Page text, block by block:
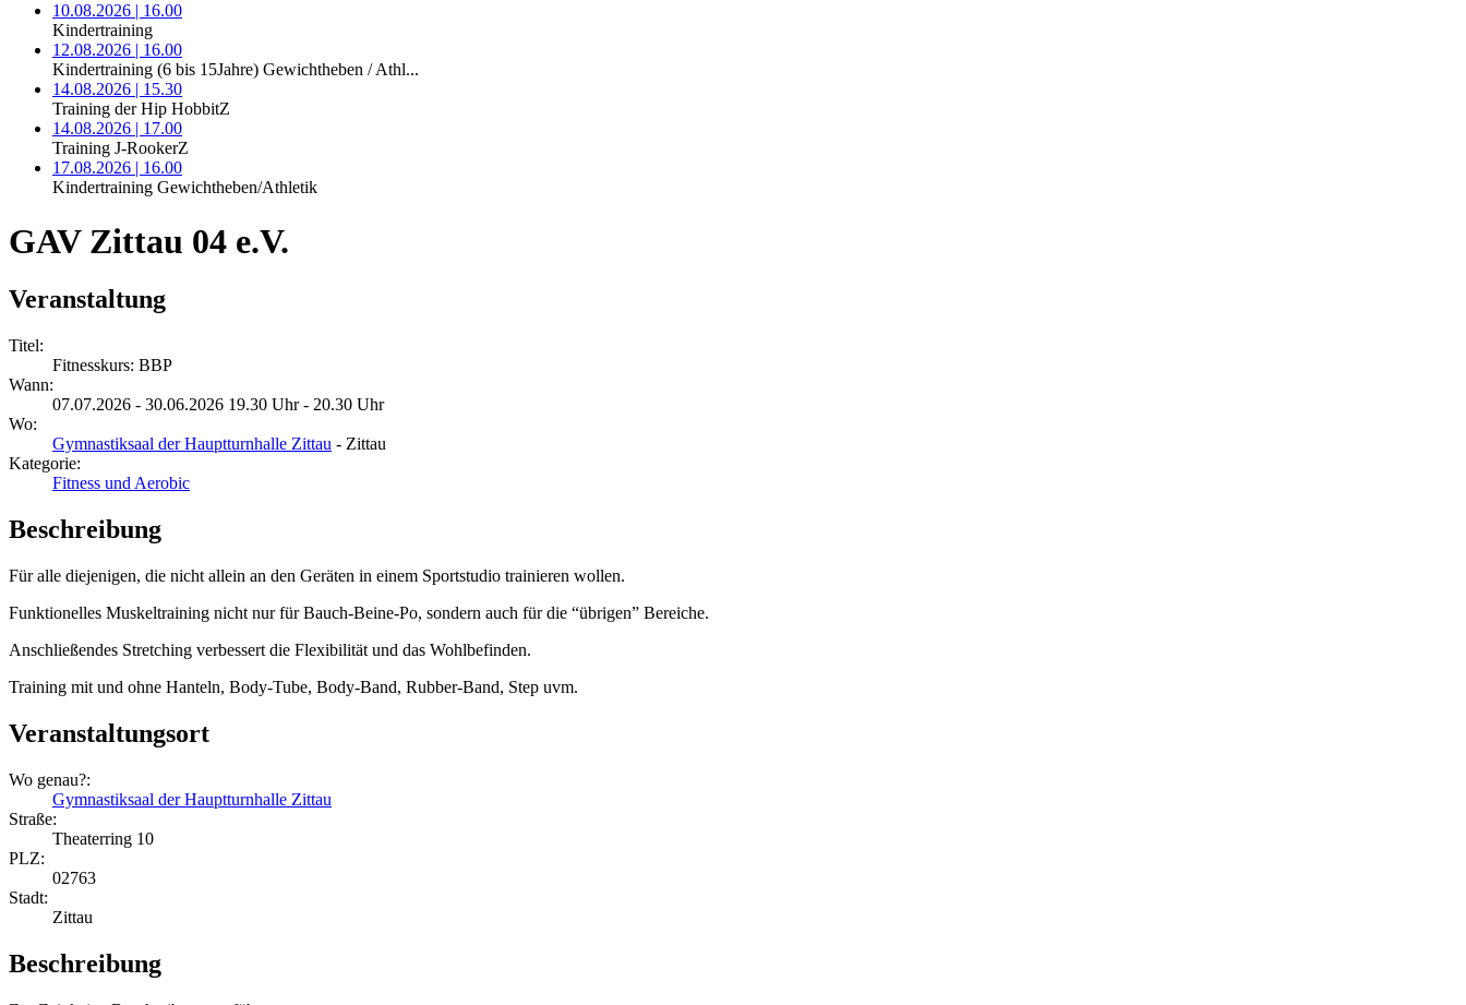
10.08.2026 | 16.00
Kindertraining
12.08.2026 | 16.00
Kindertraining (6 bis 15Jahre) Gewichtheben / Athl...
14.08.2026 | 15.30
Training der Hip HobbitZ
14.08.2026 | 17.00
Training J-RookerZ
17.08.2026 | 16.00
Kindertraining Gewichtheben/Athletik
GAV Zittau 04 e.V.
Veranstaltung
Titel:
Fitnesskurs: BBP
Wann:
07.07.2026 - 30.06.2026 19.30 Uhr - 20.30 Uhr
Wo:
Gymnastiksaal der Hauptturnhalle Zittau - Zittau
Kategorie:
Fitness und Aerobic
Beschreibung
Für alle diejenigen, die nicht allein an den Geräten in einem Sportstudio trainieren wollen.
Funktionelles Muskeltraining nicht nur für Bauch-Beine-Po, sondern auch für die “übrigen” Bereiche.
Anschließendes Stretching verbessert die Flexibilität und das Wohlbefinden.
Training mit und ohne Hanteln, Body-Tube, Body-Band, Rubber-Band, Step uvm.
Veranstaltungsort
Wo genau?:
Gymnastiksaal der Hauptturnhalle Zittau
Straße:
Theaterring 10
PLZ:
02763
Stadt:
Zittau
Beschreibung